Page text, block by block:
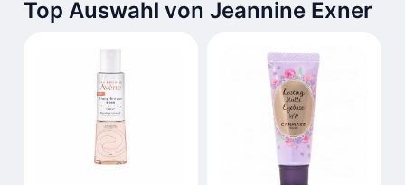
Top Auswahl von Jeannine Exner